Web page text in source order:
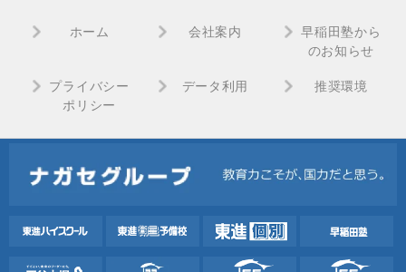
ホーム 会社案内
早稲田塾から
のお知らせ
プライバシー
ポリシー
データ利用 推奨環境